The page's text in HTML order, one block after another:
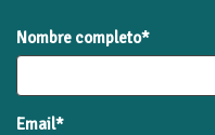
Nombre completo*
Email*